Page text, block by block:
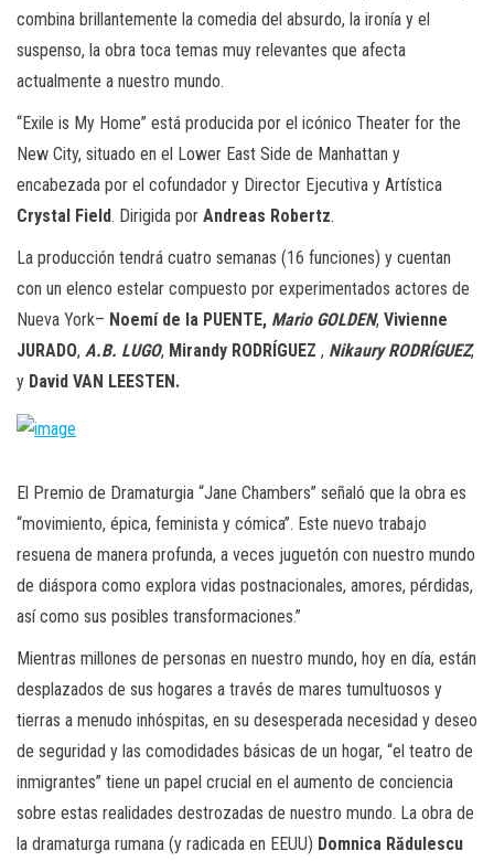
combina brillantemente la comedia del absurdo, la ironía y el
suspenso, la obra toca temas muy relevantes que afecta
actualmente a nuestro mundo.
“Exile is My Home” está producida por el icónico Theater for the
New City, situado en el Lower East Side de Manhattan y
encabezada por el cofundador y Director Ejecutiva y Artística
Crystal Field. Dirigida por Andreas Robertz.
La producción tendrá cuatro semanas (16 funciones) y cuentan
con un elenco estelar compuesto por experimentados actores de
Nueva York– Noemí de la PUENTE, Mario GOLDEN, Vivienne
JURADO, A.B. LUGO, Mirandy RODRÍGUEZ , Nikaury RODRÍGUEZ,
y David VAN LEESTEN.
El Premio de Dramaturgia “Jane Chambers” señaló que la obra es
“movimiento, épica, feminista y cómica”. Este nuevo trabajo
resuena de manera profunda, a veces juguetón con nuestro mundo
de diáspora como explora vidas postnacionales, amores, pérdidas,
así como sus posibles transformaciones.”
Mientras millones de personas en nuestro mundo, hoy en día, están
desplazados de sus hogares a través de mares tumultuosos y
tierras a menudo inhóspitas, en su desesperada necesidad y deseo
de seguridad y las comodidades básicas de un hogar, “el teatro de
inmigrantes” tiene un papel crucial en el aumento de conciencia
sobre estas realidades destrozadas de nuestro mundo. La obra de
la dramaturga rumana (y radicada en EEUU) Domnica Rădulescu